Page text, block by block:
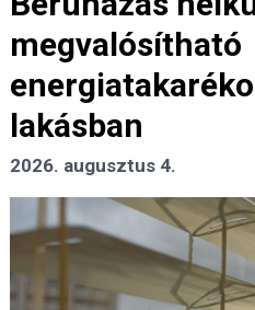
megvalósítható
lakásban
2026. augusztus 4.